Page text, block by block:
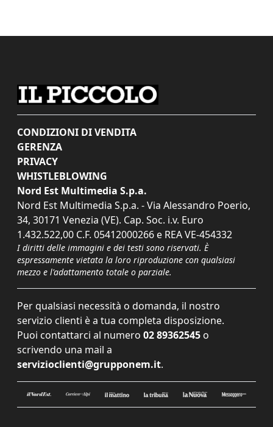
CONDIZIONI DI VENDITA
GERENZA
PRIVACY
WHISTLEBLOWING
Nord Est Multimedia S.p.a.
Nord Est Multimedia S.p.a. - Via Alessandro Poerio,
34, 30171 Venezia (VE). Cap. Soc. i.v. Euro
1.432.522,00 C.F. 05412000266 e REA VE-454332
I diritti delle immagini e dei testi sono riservati. È
espressamente vietata la loro riproduzione con qualsiasi
mezzo e l'adattamento totale o parziale.
Per qualsiasi necessità o domanda, il nostro
servizio clienti è a tua completa disposizione.
Puoi contattarci al numero 02 89362545 o
scrivendo una mail a
servizioclienti@grupponem.it.